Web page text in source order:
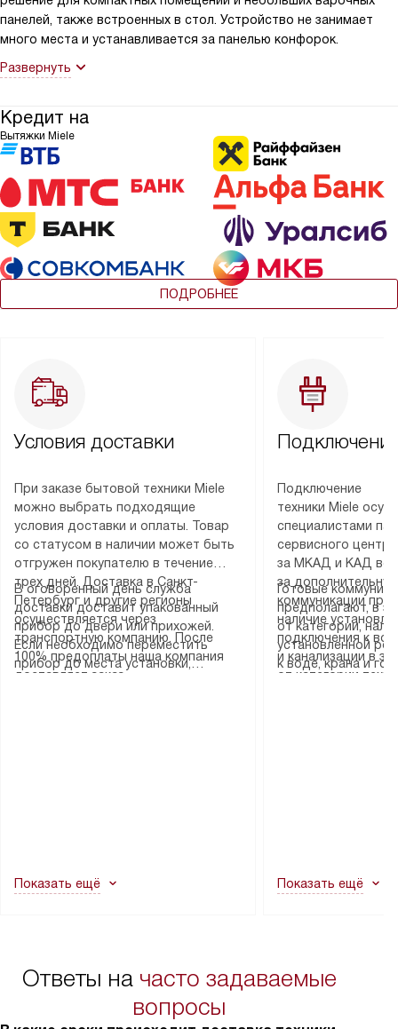
панелей, также встроенных в стол. Устройство не занимает
много места и устанавливается за панелью конфорок.
Развернуть
Кредит на
Вытяжки Miele
ПОДРОБНЕЕ
Условия доставки
При заказе бытовой техники Miele
можно выбрать подходящие
условия доставки и оплаты. Товар
со статусом в наличии может быть
отгружен покупателю в течение
трех дней. Доставка в Санкт-
Петербург и другие регионы
осуществляется через
транспортную компанию. После
100% предоплаты наша компания
доставляет заказ
В оговоренный день служба
доставки доставит упакованный
прибор до двери или прихожей.
Если необходимо переместить
прибор до места установки,
в гарантийном ремонте в будущем.
Показать ещё
Подключение
техники Miele
специалистами
сервисного
за МКАД и КАД
за
коммуникации
наличие
подключения к
и канализации в
от категории
Готовые
предполагают, в
от категории,
установленной
к воде, крана и
не включаются:
в условиях
Показать ещё
Ответы на часто задаваемые
вопросы